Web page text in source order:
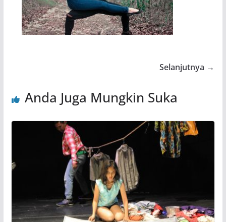
Selanjutnya →
Anda Juga Mungkin Suka